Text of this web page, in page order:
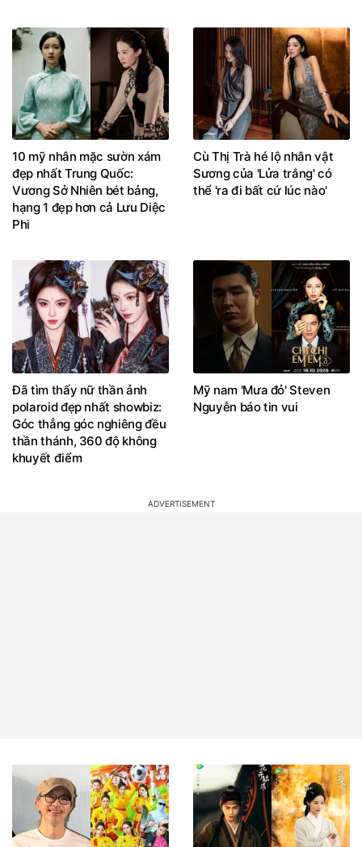
10 mỹ nhân mặc sườn xám
đẹp nhất Trung Quốc:
Vương Sở Nhiên bét bảng,
hạng 1 đẹp hơn cả Lưu Diệc
Phi
Cù Thị Trà hé lộ nhân vật
Sương của 'Lửa trắng' có
thể 'ra đi bất cứ lúc nào'
Đã tìm thấy nữ thần ảnh
polaroid đẹp nhất showbiz:
Góc thẳng góc nghiêng đều
thần thánh, 360 độ không
khuyết điểm
Mỹ nam 'Mưa đỏ' Steven
Nguyễn báo tin vui